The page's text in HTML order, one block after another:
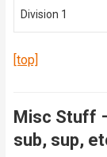
Division 1
[top]
Misc Stuff
sub, sup,